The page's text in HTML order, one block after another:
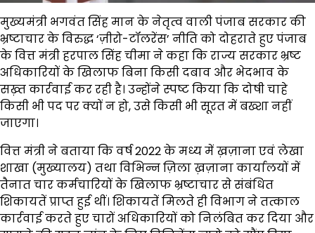
मुख्यमंत्री भगवंत सिंह मान के नेतृत्व वाली पंजाब सरकार की
भ्रष्टाचार के विरुद्ध ‘ज़ीरो-टॉलरेंस’ नीति को दोहराते हुए पंजाब
के वित्त मंत्री हरपाल सिंह चीमा ने कहा कि राज्य सरकार भ्रष्ट
अधिकारियों के खिलाफ बिना किसी दबाव और भेदभाव के
सख़्त कार्रवाई कर रही है। उन्होंने स्पष्ट किया कि दोषी चाहे
किसी भी पद पर क्यों न हो, उसे किसी भी सूरत में बख्शा नहीं
जाएगा।
वित्त मंत्री ने बताया कि वर्ष 2022 के मध्य में ख़ज़ाना एवं लेखा
शाखा (मुख्यालय) तथा विभिन्न ज़िला ख़ज़ाना कार्यालयों में
तैनात चार कर्मचारियों के खिलाफ भ्रष्टाचार से संबंधित
शिकायतें प्राप्त हुई थीं। शिकायतें मिलते ही विभाग ने तत्काल
कार्रवाई करते हुए चारों अधिकारियों को निलंबित कर दिया और